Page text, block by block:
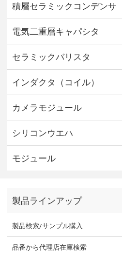
積層セラミックコンデンサ
電気二重層キャパシタ
セラミックバリスタ
インダクタ（コイル）
カメラモジュール
シリコンウエハ
モジュール
製品ラインアップ
製品検索/サンプル購入
品番から代理店在庫検索